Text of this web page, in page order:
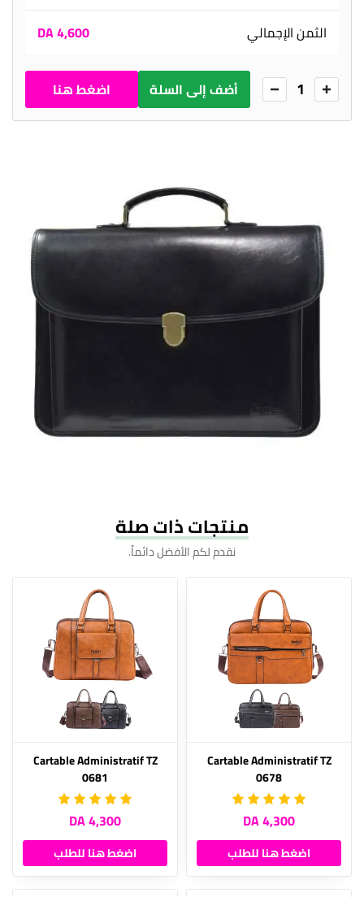
الثمن الإجمالي 4,600 DA
1 أضف إلى السلة
اضغط هنا
للطلب
منتجات ذات صلة
نقدم لكم الأفضل دائماً.
Cartable Administratif TZ
0678
4,300 DA
اضغط هنا للطلب
Cartable Administratif TZ
0681
4,300 DA
اضغط هنا للطلب